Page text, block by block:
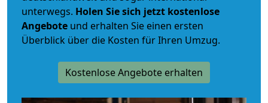
unterwegs. Holen Sie sich jetzt kostenlose
Angebote und erhalten Sie einen ersten
Überblick über die Kosten für Ihren Umzug.
Kostenlose Angebote erhalten